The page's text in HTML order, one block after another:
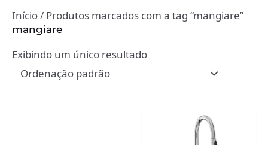
Início/ Produtos marcados com a tag “mangiare”
mangiare
Exibindo um único resultado